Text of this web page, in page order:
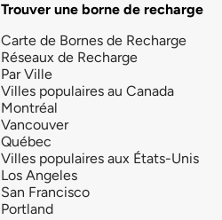
Trouver une borne de recharge
Carte de Bornes de Recharge
Réseaux de Recharge
Par Ville
Villes populaires au Canada
Montréal
Vancouver
Québec
Villes populaires aux États-Unis
Los Angeles
San Francisco
Portland